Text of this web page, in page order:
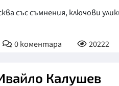
със съмнения, ключови
0коментара 20222
Калушев